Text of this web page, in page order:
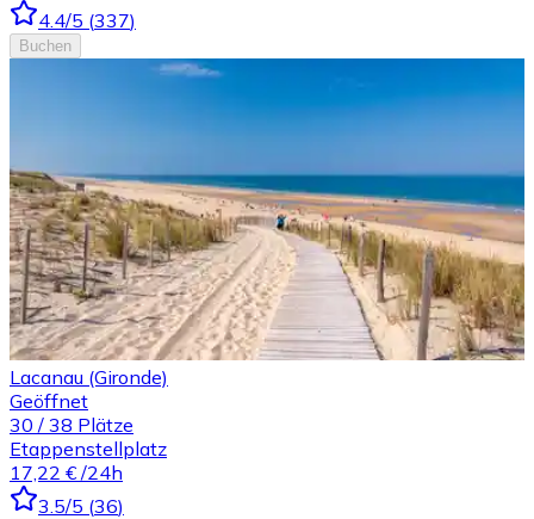
4.4/5 (337)
Buchen
Lacanau (Gironde)
Geöffnet
30 / 38 Plätze
Etappenstellplatz
17,22 € /24h
3.5/5 (36)